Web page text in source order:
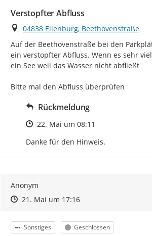
Verstopfter Abfluss
Ort
04838 Eilenburg, Beethovenstraße
Auf der Beethovenstraße bei den
ein verstopfter Abfluss. Wenn es sehr
ein See weil das Wasser nicht abfließt
Bitte mal den Abfluss überprüfen
Rückmeldung
Zeitpunkt des Erstellens
22. Mai um 08:11
Danke für den Hinweis.
Anonym
Zeitpunkt des Erstellens
Zeitpunkt des Erstellens
21. Mai um 17:16Zur Äußerung
Kategorie
Sonstiges Status
Geschlossen